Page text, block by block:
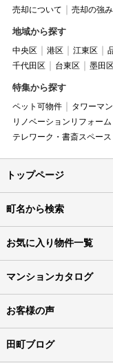
売却について 売却の強み
地域から探す
中央区 港区 江東区
千代田区
台東区 墨田
特集から探す
ペット可物件 タワーマ
リノベーションリフォーム
テレワーク・書斎スペース
トップページ
町名から検索
お気に入り物件一覧
マンションカタログ
お客様の声
田町ブログ